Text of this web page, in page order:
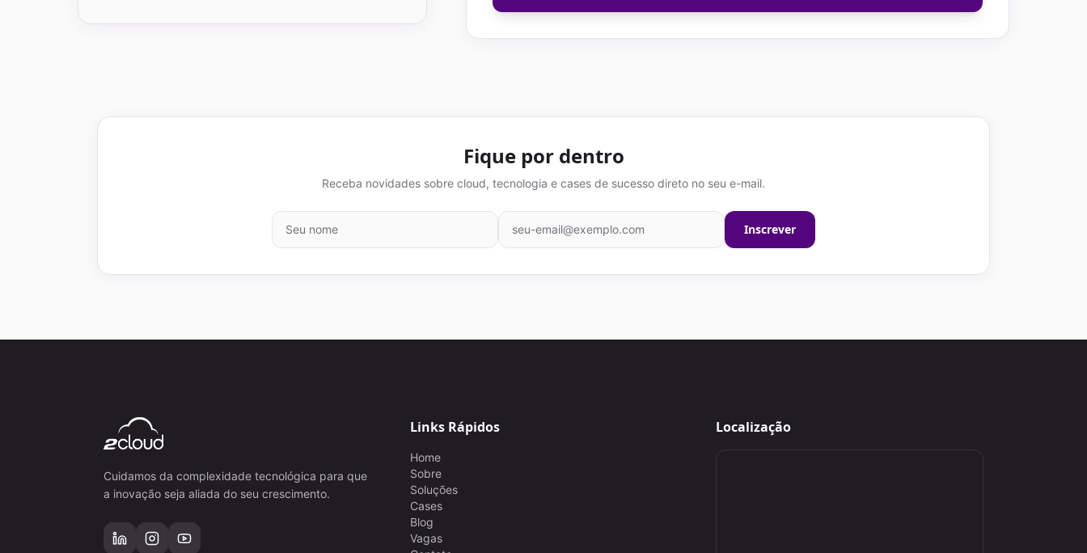
Fique por dentro
Receba novidades sobre cloud, tecnologia e cases de sucesso direto no seu e-mail.
Inscrever
Cuidamos da complexidade tecnológica para que
a inovação seja aliada do seu crescimento.
Links Rápidos
Home
Sobre
Soluções
Cases
Blog
Vagas
Localização